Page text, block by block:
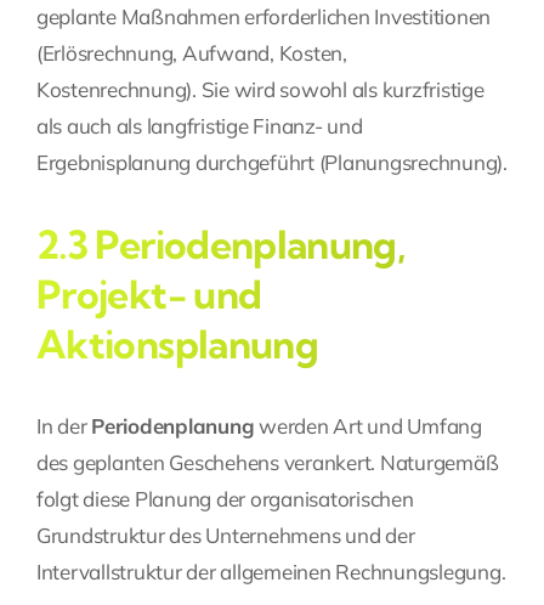
geplante Maßnahmen erforderlichen Investitionen
(Erlösrechnung, Aufwand, Kosten,
Kostenrechnung). Sie wird sowohl als kurzfristige
als auch als langfristige Finanz- und
Ergebnisplanung durchgeführt (Planungsrechnung).
2.3 Periodenplanung,
Projekt- und
Aktionsplanung
In derPeriodenplanungwerden Art und Umfang
des geplanten Geschehens verankert. Naturgemäß
folgt diese Planung der organisatorischen
Grundstruktur des Unternehmens und der
Intervallstruktur der allgemeinen Rechnungslegung.